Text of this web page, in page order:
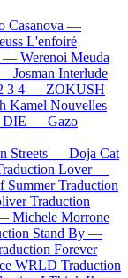
Casanova —
L'enfoiré
— Werenoi Meuda
Josman Interlude
3 4 — ZOKUSH
Kamel Nouvelles
DIE — Gazo
Streets — Doja Cat
Lover —
Summer Traduction
Traduction
Michele Morrone
Stand By —
Forever
WRLD Traduction